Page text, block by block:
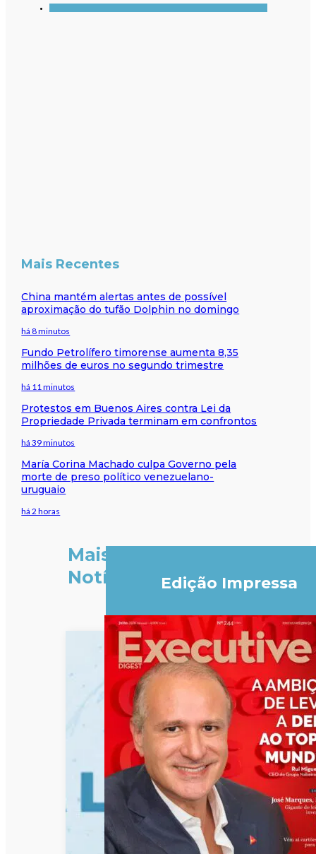
Mais Recentes
China mantém alertas antes de possível
aproximação do tufão Dolphin no domingo
há 8 minutos
Fundo Petrolífero timorense aumenta 8,35
milhões de euros no segundo trimestre
há 11 minutos
Protestos em Buenos Aires contra Lei da
Propriedade Privada terminam em confrontos
há 39 minutos
María Corina Machado culpa Governo pela
morte de preso político venezuelano-
uruguaio
há 2 horas
Mais
Notícias
Edição Impressa